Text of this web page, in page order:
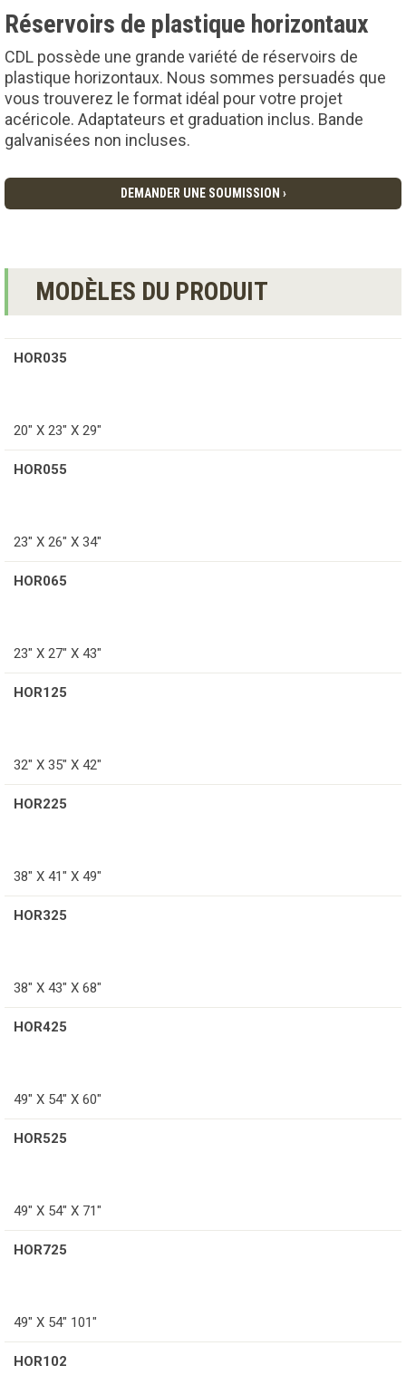
Réservoirs de plastique horizontaux
CDL possède une grande variété de réservoirs de
plastique horizontaux. Nous sommes persuadés que
vous trouverez le format idéal pour votre projet
acéricole. Adaptateurs et graduation inclus. Bande
galvanisées non incluses.
DEMANDER UNE SOUMISSION ›
MODÈLES DU PRODUIT
HOR035
20" X 23" X 29"
HOR055
23" X 26" X 34"
HOR065
23" X 27" X 43"
HOR125
32" X 35" X 42"
HOR225
38" X 41" X 49"
HOR325
38" X 43" X 68"
HOR425
49" X 54" X 60"
HOR525
49" X 54" X 71"
HOR725
49" X 54" 101"
HOR102